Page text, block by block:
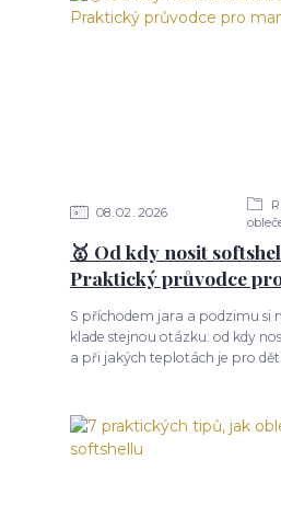
08 02 2026
🥇 Od kdy nosit
Praktický průvodce
S příchodem jara a podzimu si
klade stejnou otázku: od kdy
a při jakých teplotách je pro